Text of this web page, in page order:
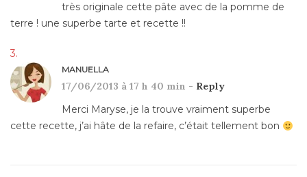
très originale cette pâte avec de la pomme de
terre ! une superbe tarte et recette !!
MANUELLA
17/06/2013 à 17 h 40 min - Reply
Merci Maryse, je la trouve vraiment superbe
cette recette, j’ai hâte de la refaire, c’était tellement bon